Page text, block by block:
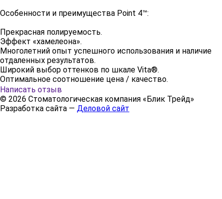
Особенности и преимущества Point 4™:
Прекрасная полируемость.
Эффект «хамелеона».
Многолетний опыт успешного использования и наличие
отдаленных результатов.
Широкий выбор оттенков по шкале Vita®.
Оптимальное соотношение цена / качество.
Написать отзыв
© 2026 Стоматологическая компания «Блик Трейд»
Разработка сайта — Деловой сайт